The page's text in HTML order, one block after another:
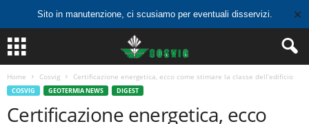
Sito in manutenzione, ci scusiamo per eventuali disservizi. ✕
Home Cosvig Certificazione energetica, ecco come stimare la classe dell’edificio
COSVIG GEOTERMIA NEWS DIGEST
Certificazione energetica, ecco